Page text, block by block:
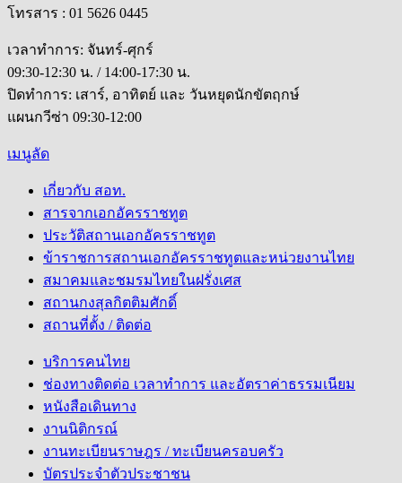
โทรสาร : 01 5626 0445
เวลาทำการ: จันทร์-ศุกร์
09:30-12:30 น. / 14:00-17:30 น.
ปิดทำการ: เสาร์, อาทิตย์ และ วันหยุดนักขัตฤกษ์
แผนกวีซ่า 09:30-12:00
เมนูลัด
เกี่ยวกับ สอท.
สารจากเอกอัครราชทูต
ประวัติสถานเอกอัครราชทูต
ข้าราชการสถานเอกอัครราชทูตและหน่วยงานไทย
สมาคมและชมรมไทยในฝรั่งเศส
สถานกงสุลกิตติมศักดิ์
สถานที่ตั้ง / ติดต่อ
บริการคนไทย
ช่องทางติดต่อ เวลาทำการ และอัตราค่าธรรมเนียม
หนังสือเดินทาง
งานนิติกรณ์
งานทะเบียนราษฎร / ทะเบียนครอบครัว
บัตรประจำตัวประชาชน